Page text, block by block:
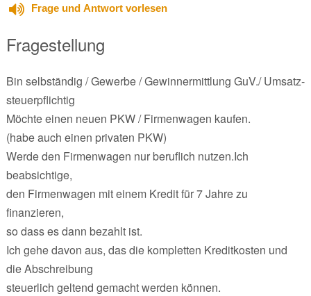
Frage und Antwort vorlesen
Fragestellung
Bin selbständig / Gewerbe / Gewinnermittlung GuV./ Umsatz-
steuerpflichtig
Möchte einen neuen PKW / Firmenwagen kaufen.
(habe auch einen privaten PKW)
Werde den Firmenwagen nur beruflich nutzen.Ich
beabsichtige,
den Firmenwagen mit einem Kredit für 7 Jahre zu
finanzieren,
so dass es dann bezahlt ist.
Ich gehe davon aus, das die kompletten Kreditkosten und
die Abschreibung
steuerlich geltend gemacht werden können.